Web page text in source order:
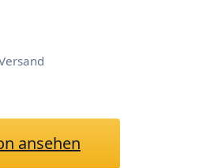
ansehen